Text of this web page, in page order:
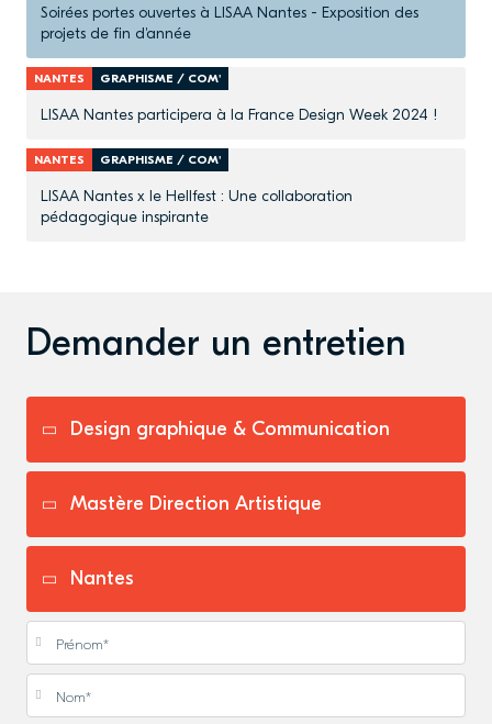
Soirées portes ouvertes à LISAA Nantes - Exposition des
projets de fin d'année
NANTES GRAPHISME / COM'
LISAA Nantes participera à la France Design Week 2024 !
NANTES GRAPHISME / COM'
LISAA Nantes x le Hellfest : Une collaboration
pédagogique inspirante
Demander un entretien
Prénom
Nom